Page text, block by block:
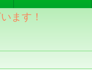
ます！